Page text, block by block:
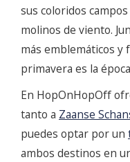
sus coloridos
molinos de viento.
más emblemáticos y
primavera es la
En HopOnHopOff
tanto a Zaanse
puedes optar por un
ambos destinos en